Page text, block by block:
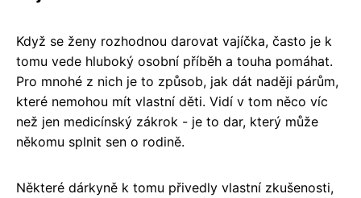
Když se ženy rozhodnou darovat vajíčka, často je k
tomu vede hluboký osobní příběh a touha pomáhat.
Pro mnohé z nich je to způsob, jak dát naději párům,
které nemohou mít vlastní děti. Vidí v tom něco víc
než jen medicínský zákrok - je to dar, který může
někomu splnit sen o rodině.
Některé dárkyně k tomu přivedly vlastní zkušenosti,